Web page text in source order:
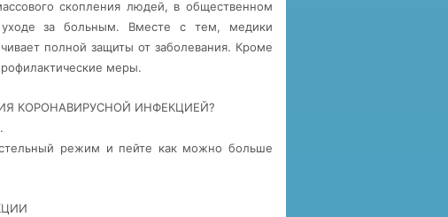
скопления людей, в общественном
за больным. Вместе с тем, медики
полной защиты от заболевания. Кроме
меры.
КОРОНАВИРУСНОЙ ИНФЕКЦИЕЙ?
режим и пейте как можно больше